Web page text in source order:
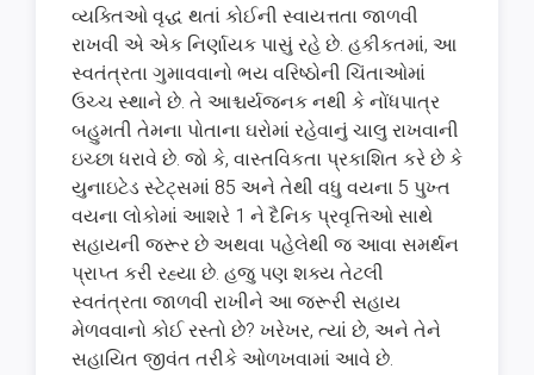
વ્યક્તિઓ વૃદ્ધ થતાં કોઈની સ્વાયત્તતા જાળવી
રાખવી એ એક નિર્ણાયક પાસું રહે છે. હકીકતમાં, આ
સ્વતંત્રતા ગુમાવવાનો ભય વરિષ્ઠોની ચિંતાઓમાં
ઉચ્ચ સ્થાને છે. તે આશ્ચર્યજનક નથી કે નોંધપાત્ર
બહુમતી તેમના પોતાના ઘરોમાં રહેવાનું ચાલુ રાખવાની
ઇચ્છા ધરાવે છે. જો કે, વાસ્તવિકતા પ્રકાશિત કરે છે કે
યુનાઇટેડ સ્ટેટ્સમાં 85 અને તેથી વધુ વયના 5 પુખ્ત
વયના લોકોમાં આશરે 1 ને દૈનિક પ્રવૃત્તિઓ સાથે
સહાયની જરૂર છે અથવા પહેલેથી જ આવા સમર્થન
પ્રાપ્ત કરી રહ્યા છે. હજુ પણ શક્ય તેટલી
સ્વતંત્રતા જાળવી રાખીને આ જરૂરી સહાય
મેળવવાનો કોઈ રસ્તો છે? ખરેખર, ત્યાં છે, અને તેને
સહાયિત જીવંત તરીકે ઓળખવામાં આવે છે.